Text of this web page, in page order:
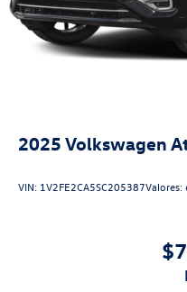
2025 Volkswagen
VIN: 1V2FE2CA5SC205387Valores: